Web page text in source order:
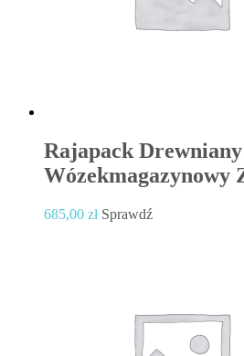
Rajapack Drewniany
Wózekmagazynowy
685,00 zł Sprawdź